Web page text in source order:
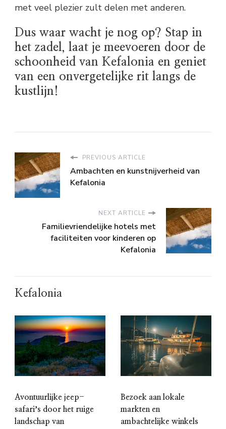
met veel plezier zult delen met anderen.
Dus waar wacht je nog op? Stap in
het zadel, laat je meevoeren door de
schoonheid van Kefalonia en geniet
van een onvergetelijke rit langs de
kustlijn!
PREVIOUS ARTICLE
Ambachten en kunstnijverheid van
Kefalonia
NEXT ARTICLE
Familievriendelijke hotels met
faciliteiten voor kinderen op
Kefalonia
Kefalonia
Avontuurlijke jeep-
safariʼs door het ruige
landschap van
Bezoek aan lokale
markten en
ambachtelijke winkels